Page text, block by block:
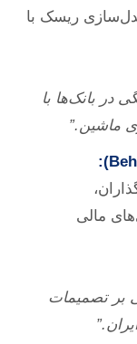
ریسک با
در بانک‌ها با
ماشین.”
مالی
بر تصمیمات